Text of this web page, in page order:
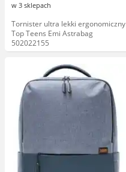
w 3 sklepach
Tornister ultra lekki ergonomiczny
Top Teens Emi Astrabag
502022155